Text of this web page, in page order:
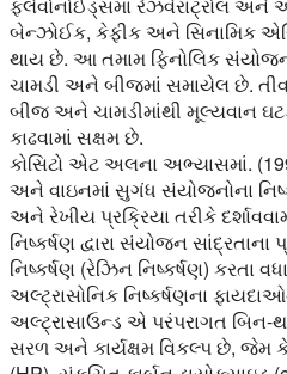
ફ્લેવોનોઈડ્સમાં રેઝવેરાટ્રોલ અને
બેન્ઝોઈક, કેફીક અને સિનામિક
થાય છે. આ તમામ ફિનોલિક
ચામડી અને બીજમાં સમાયેલ છે.
બીજ અને ચામડીમાંથી મૂલ્યવાન
કાઢવામાં સક્ષમ છે.
કોસિટો એટ અલના અભ્યાસમાં.
અને વાઇનમાં સુગંધ સંયોજનોના
અને રેખીય પ્રક્રિયા તરીકે
નિષ્કર્ષણ દ્વારા સંયોજન સાંદ્રતાના
નિષ્કર્ષણ (રેઝિન નિષ્કર્ષણ) કરતા
અલ્ટ્રાસોનિક નિષ્કર્ષણના
અલ્ટ્રાસાઉન્ડ એ પરંપરાગત બિન-
સરળ અને કાર્યક્ષમ વિકલ્પ છે, જેમ